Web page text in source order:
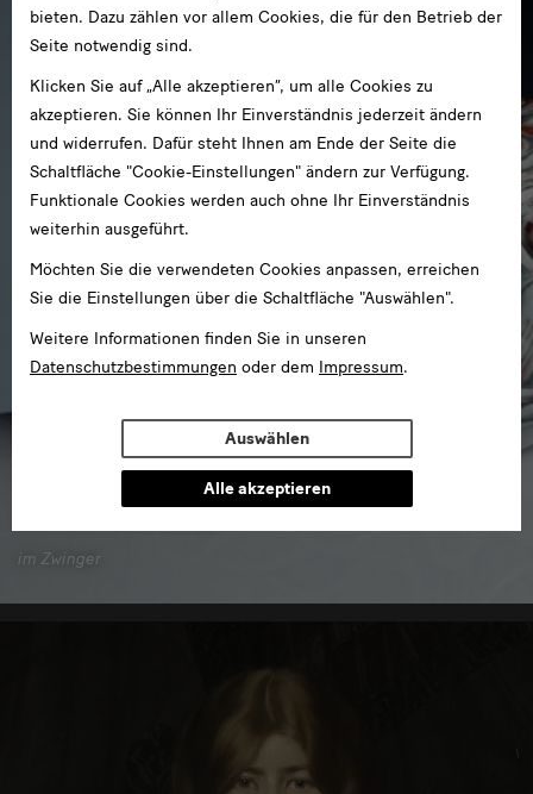
im Zwinger
bieten. Dazu zählen vor allem Cookies, die für den Betrieb der
Seite notwendig sind.
Klicken Sie auf „Alle akzeptieren“, um alle Cookies zu
akzeptieren. Sie können Ihr Einverständnis jederzeit ändern
und widerrufen. Dafür steht Ihnen am Ende der Seite die
Schaltfläche "Cookie-Einstellungen" ändern zur Verfügung.
Funktionale Cookies werden auch ohne Ihr Einverständnis
weiterhin ausgeführt.
Möchten Sie die verwendeten Cookies anpassen, erreichen
Sie die Einstellungen über die Schaltfläche "Auswählen".
Weitere Informationen finden Sie in unseren
Datenschutzbestimmungen oder dem Impressum.
Auswählen
Alle akzeptieren